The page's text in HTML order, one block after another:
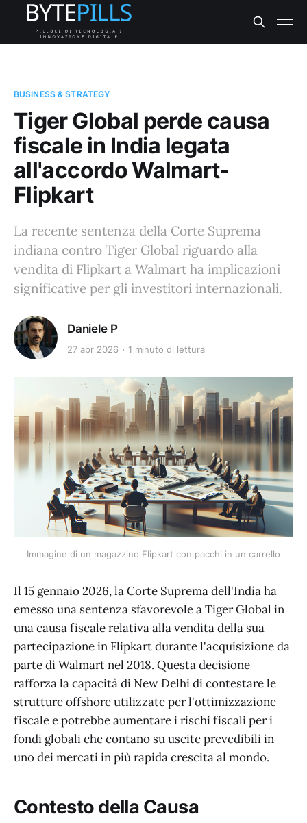
BUSINESS & STRATEGY
Tiger Global perde causa
fiscale in India legata
all'accordo Walmart-
Flipkart
La recente sentenza della Corte Suprema
indiana contro Tiger Global riguardo alla
vendita di Flipkart a Walmart ha implicazioni
significative per gli investitori internazionali.
Daniele P
27 apr 2026 1 minuto di lettura
Immagine di un magazzino Flipkart con pacchi in un carrello
Il 15 gennaio 2026, la Corte Suprema dell'India ha
emesso una sentenza sfavorevole a Tiger Global in
una causa fiscale relativa alla vendita della sua
partecipazione in Flipkart durante l'acquisizione da
parte di Walmart nel 2018. Questa decisione
rafforza la capacità di New Delhi di contestare le
strutture offshore utilizzate per l'ottimizzazione
fiscale e potrebbe aumentare i rischi fiscali per i
fondi globali che contano su uscite prevedibili in
uno dei mercati in più rapida crescita al mondo.
Contesto della Causa